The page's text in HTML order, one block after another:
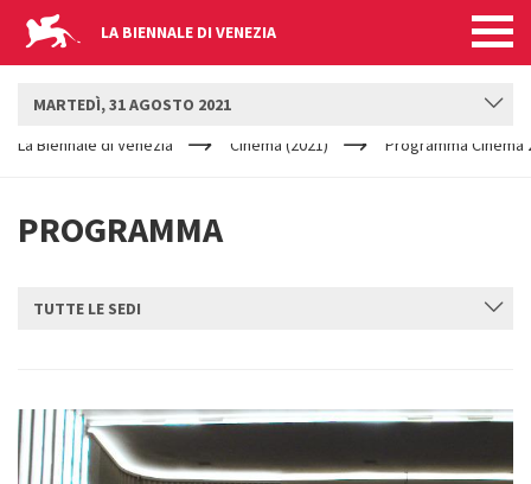
LA BIENNALE DI VENEZIA
ARE
La Biennale di Venezia Cinema (2021) Programma Cinema
PROGRAMMA
MARTEDÌ, 31 AGOSTO 2021
TUTTE LE SEDI